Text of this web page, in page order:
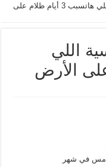
حقيقة العاصفة الشمسية اللي هاتسبب 3 أيام ظلام على
اللي